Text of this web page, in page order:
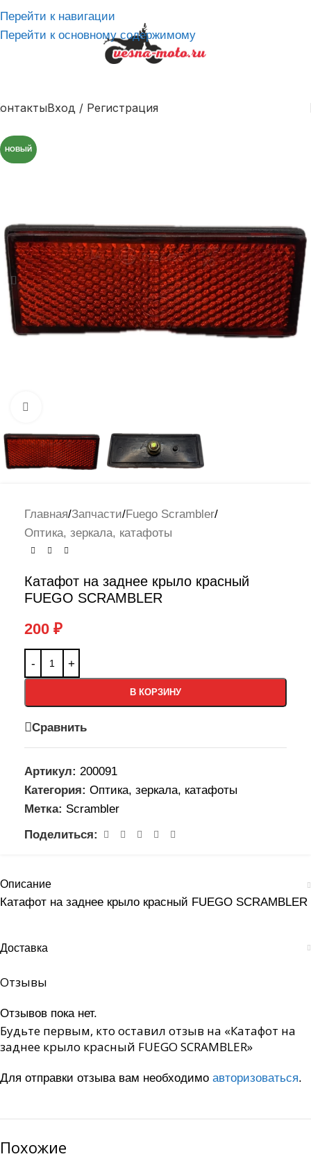
Перейти к навигации
Перейти к основному содержимому
Вход / Регистрация
НОВЫЙ
Главная/Запчасти/Fuego Scrambler/
Оптика, зеркала, катафоты
Катафот на заднее крыло красный
FUEGO SCRAMBLER
200 ₽
В КОРЗИНУ
Сравнить
Артикул: 200091
Категория: Оптика, зеркала, катафоты
Метка: Scrambler
Поделиться:
Описание
Катафот на заднее крыло красный FUEGO SCRAMBLER
Доставка
Отзывы
Отзывов пока нет.
Будьте первым, кто оставил отзыв на «Катафот на
заднее крыло красный FUEGO SCRAMBLER»
Для отправки отзыва вам необходимо авторизоваться.
Похожие